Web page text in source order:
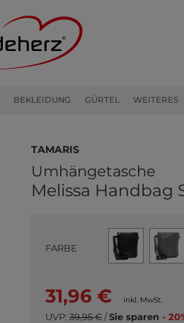
BEKLEIDUNG GÜRTEL WEITERES
Tamaris
Umhängetasche
Melissa Handbag
FARBE
31,96 € inkl. MwSt.
UVP: 39,95 €/Sie sparen -